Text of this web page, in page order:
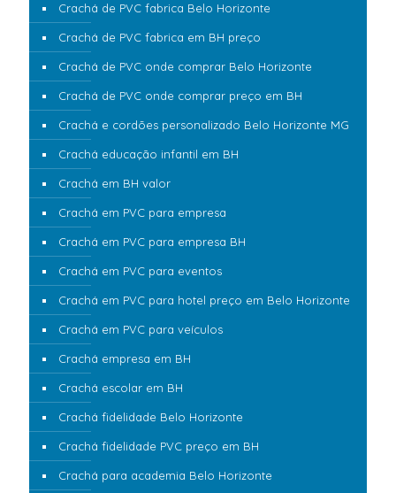
Crachá de PVC fabrica Belo Horizonte
Crachá de PVC fabrica em BH preço
Crachá de PVC onde comprar Belo Horizonte
Crachá de PVC onde comprar preço em BH
Crachá e cordões personalizado Belo Horizonte MG
Crachá educação infantil em BH
Crachá em BH valor
Crachá em PVC para empresa
Crachá em PVC para empresa BH
Crachá em PVC para eventos
Crachá em PVC para hotel preço em Belo Horizonte
Crachá em PVC para veículos
Crachá empresa em BH
Crachá escolar em BH
Crachá fidelidade Belo Horizonte
Crachá fidelidade PVC preço em BH
Crachá para academia Belo Horizonte